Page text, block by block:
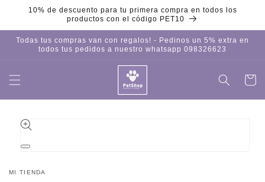
directamente
10% de descuento para tu primera compra en todos los
productos con el código PET10
Todas tus compras van con regalos! - Pedinos un 5% extra en
todos tus pedidos a nuestro whatsapp 098326623
Iniciar
sesión
Carrito
directamente
a la
del producto
Abrir
multimedia
1
MI TIENDA